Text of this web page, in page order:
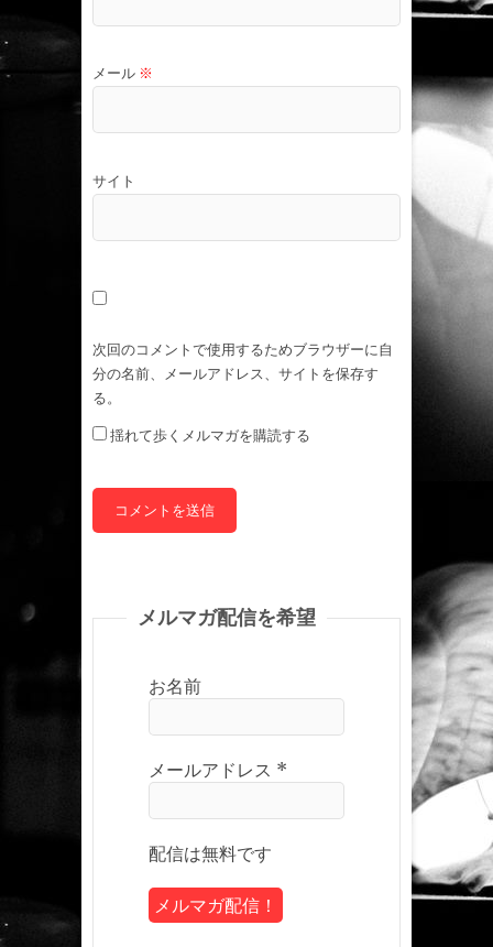
メール ※
サイト
次回のコメントで使用するためブラウザーに自
分の名前、メールアドレス、サイトを保存す
る。
揺れて歩くメルマガを購読する
メルマガ配信を希望
お名前
メールアドレス *
配信は無料です